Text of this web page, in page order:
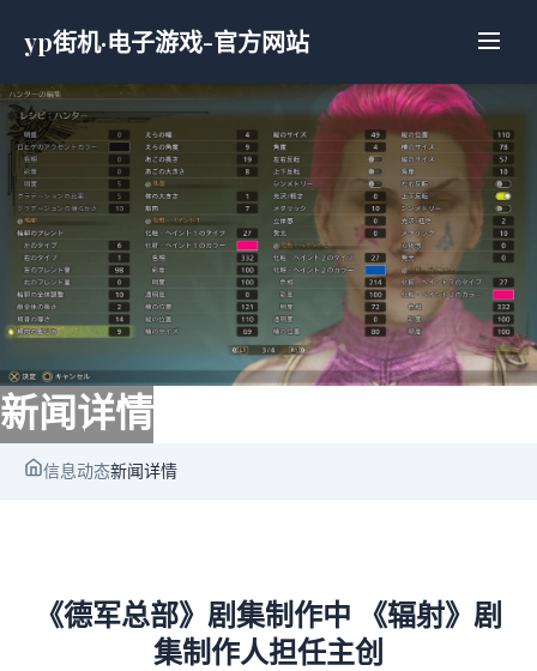
yp街机·电子游戏-官方网站
新闻详情
信息动态新闻详情
《德军总部》剧集制作中 《辐射》剧
集制作人担任主创